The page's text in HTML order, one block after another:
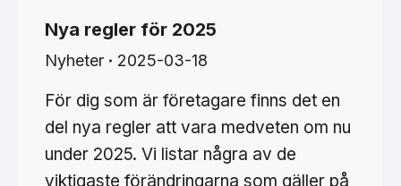
Nya regler för 2025
Nyheter 2025-03-18
För dig som är företagare finns det en
del nya regler att vara medveten om nu
under 2025. Vi listar några av de
viktigaste förändringarna som gäller på